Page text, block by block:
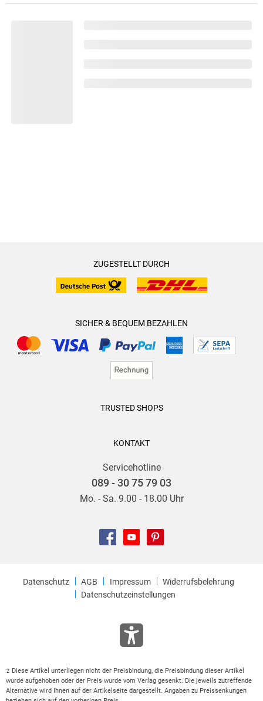
ZUGESTELLT DURCH
SICHER & BEQUEM BEZAHLEN
TRUSTED SHOPS
KONTAKT
Servicehotline
089 - 30 75 79 03
Mo. - Sa. 9.00 - 18.00 Uhr
Datenschutz AGB Impressum
Widerrufsbelehrung
Datenschutzeinstellungen
2
Diese Artikel unterliegen nicht der Preisbindung, die Preisbindung dieser Artikel
wurde aufgehoben oder der Preis wurde vom Verlag gesenkt. Die jeweils zutreffende
Alternative wird Ihnen auf der Artikelseite dargestellt. Angaben zu Preissenkungen